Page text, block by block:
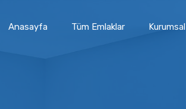
Anasayfa Tüm Emlaklar Kurumsal